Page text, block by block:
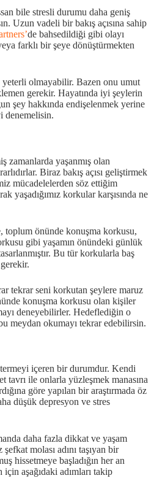
bile stresli durumu daha geniş
Uzun vadeli bir bakış açısına sahip
de bahsedildiği gibi olayı
farklı bir şeye dönüştürmekten
olmayabilir. Bazen onu umut
gerekir. Hayatında iyi şeylerin
şey hakkında endişelenmek yerine
denemelisin.
zamanlarda yaşanmış olan
Biraz bakış açısı geliştirmek
mücadelelerden söz ettiğim
yaşadığımız korkular karşısında ne
toplum önünde konuşma korkusu,
gibi yaşamın önündeki günlük
Bu tür korkularla baş
tekrar seni korkutan şeylere maruz
konuşma korkusu olan kişiler
deneyebilirler. Hedeflediğin o
meydan okumayı tekrar edebilirsin.
içeren bir durumdur. Kendi
tavrı ile onlarla yüzleşmek manasına
göre yapılan bir araştırmada öz
düşük depresyon ve stres
daha fazla dikkat ve yaşam
molası adını taşıyan bir
hissetmeye başladığın her an
aşağıdaki adımları takip